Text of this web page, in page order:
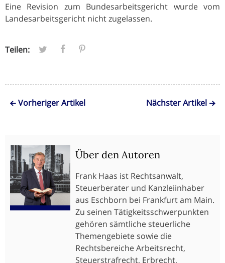
Eine Revision zum Bundesarbeitsgericht wurde vom
Landesarbeitsgericht nicht zugelassen.
Teilen:
Vorheriger Artikel Nächster Artikel
Über den Autoren
Frank Haas ist Rechtsanwalt,
Steuerberater und Kanzleiinhaber
aus Eschborn bei Frankfurt am Main.
Zu seinen Tätigkeitsschwerpunkten
gehören sämtliche steuerliche
Themengebiete sowie die
Rechtsbereiche Arbeitsrecht,
Steuerstrafrecht, Erbrecht,